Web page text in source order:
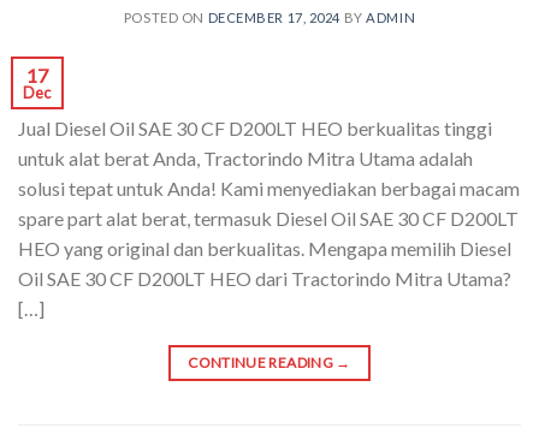
POSTED ON DECEMBER 17, 2024 BYADMIN
17
Dec
Jual Diesel Oil SAE 30 CF D200LT HEO berkualitas tinggi
untuk alat berat Anda, Tractorindo Mitra Utama adalah
solusi tepat untuk Anda! Kami menyediakan berbagai macam
spare part alat berat, termasuk Diesel Oil SAE 30 CF D200LT
HEO yang original dan berkualitas. Mengapa memilih Diesel
Oil SAE 30 CF D200LT HEO dari Tractorindo Mitra Utama?
[…]
CONTINUE READING →